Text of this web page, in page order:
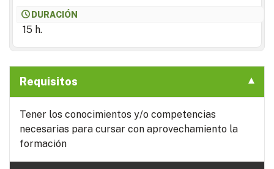
DURACIÓN
15 h.
Requisitos
Tener los conocimientos y/o competencias
necesarias para cursar con aprovechamiento la
formación